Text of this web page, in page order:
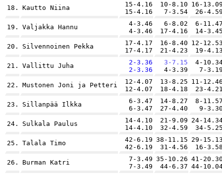
18. Kautto Niina
15-4.16
15-4.16
10-8.10
7-3.54
16-
26-
19. Valjakka Hannu
4-3.46
4-3.46
6-8.02
17-4.16
6-
14-
20. Silvennoinen Pekka
17-4.17
17-4.17
16-8.40
21-4.23
12-
19-
21. Vallittu Juha
2-3.36
2-3.36
3-7.15
4-3.39
4-
7-
22. Mustonen Joni ja Petteri
12-4.07
12-4.07
13-8.25
18-4.18
11-
23-
23. Sillanpää Ilkka
6-3.47
6-3.47
14-8.27
27-4.40
8-
9-
24. Sulkala Paulus
14-4.10
14-4.10
21-9.09
32-4.59
24-
34-
25. Talala Timo
42-6.19
42-6.19
38-11.15
31-4.56
29-
16-
26. Burman Katri
7-3.49
7-3.49
35-10.26
44-6.37
41-
44-